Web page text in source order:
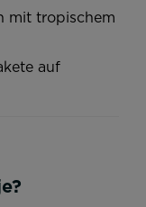
mit tropischem
auf